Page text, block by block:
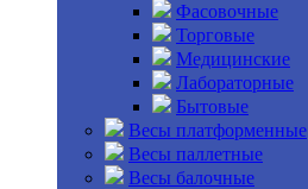
Фасовочные
Торговые
Медицинские
Лабораторные
Бытовые
Весы платформенные
Весы паллетные
Весы балочные